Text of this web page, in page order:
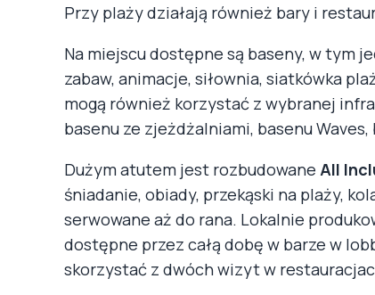
Przy plaży działają również bary i
Na miejscu dostępne są baseny, w tym
zabaw, animacje, siłownia, siatkówka
mogą również korzystać z wybranej
basenu ze zjeżdżalniami, basenu
Dużym atutem jest rozbudowane All
śniadanie, obiady, przekąski na plaży,
serwowane aż do rana. Lokalnie
dostępne przez całą dobę w barze w
skorzystać z dwóch wizyt w